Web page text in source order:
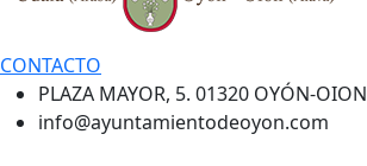
CONTACTO
PLAZA MAYOR, 5. 01320 OYÓN-OION
info@ayuntamientodeoyon.com